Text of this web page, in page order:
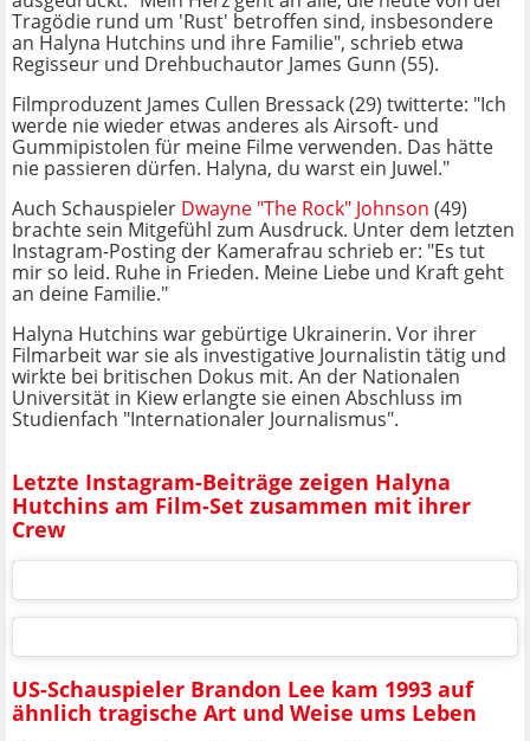
Tragödie rund um 'Rust' betroffen sind, insbesondere
an Halyna Hutchins und ihre Familie", schrieb etwa
Regisseur und Drehbuchautor James Gunn (55).
Filmproduzent James Cullen Bressack (29) twitterte: "Ich
werde nie wieder etwas anderes als Airsoft- und
Gummipistolen für meine Filme verwenden. Das hätte
nie passieren dürfen. Halyna, du warst ein Juwel."
Auch Schauspieler Dwayne "The Rock" Johnson (49)
brachte sein Mitgefühl zum Ausdruck. Unter dem letzten
Instagram-Posting der Kamerafrau schrieb er: "Es tut
mir so leid. Ruhe in Frieden. Meine Liebe und Kraft geht
an deine Familie."
Halyna Hutchins war gebürtige Ukrainerin. Vor ihrer
Filmarbeit war sie als investigative Journalistin tätig und
wirkte bei britischen Dokus mit. An der Nationalen
Universität in Kiew erlangte sie einen Abschluss im
Studienfach "Internationaler Journalismus".
Letzte Instagram-Beiträge zeigen Halyna
Hutchins am Film-Set zusammen mit ihrer
Crew
US-Schauspieler Brandon Lee kam 1993 auf
ähnlich tragische Art und Weise ums Leben